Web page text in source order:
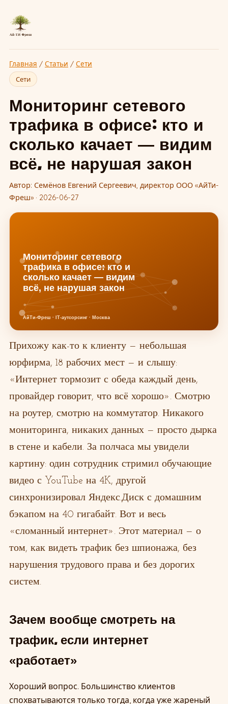
Главная / Статьи / Сети
Сети
Мониторинг сетевого
трафика в офисе: кто и
сколько качает — видим
всё, не нарушая закон
Автор: Семёнов Евгений Сергеевич, директор ООО «АйТи-
Фреш» · 2026-06-27
Прихожу как-то к клиенту — небольшая
юрфирма, 18 рабочих мест — и слышу:
«Интернет тормозит с обеда каждый день,
провайдер говорит, что всё хорошо». Смотрю
на роутер, смотрю на коммутатор. Никакого
мониторинга, никаких данных — просто дырка
в стене и кабели. За полчаса мы увидели
картину: один сотрудник стримил обучающие
видео с YouTube на 4K, другой
синхронизировал Яндекс.Диск с домашним
бэкапом на 40 гигабайт. Вот и весь
«сломанный интернет». Этот материал — о
том, как видеть трафик без шпионажа, без
нарушения трудового права и без дорогих
систем.
Зачем вообще смотреть на
трафик, если интернет
«работает»
Хороший вопрос. Большинство клиентов
спохватываются только тогда, когда уже жареный